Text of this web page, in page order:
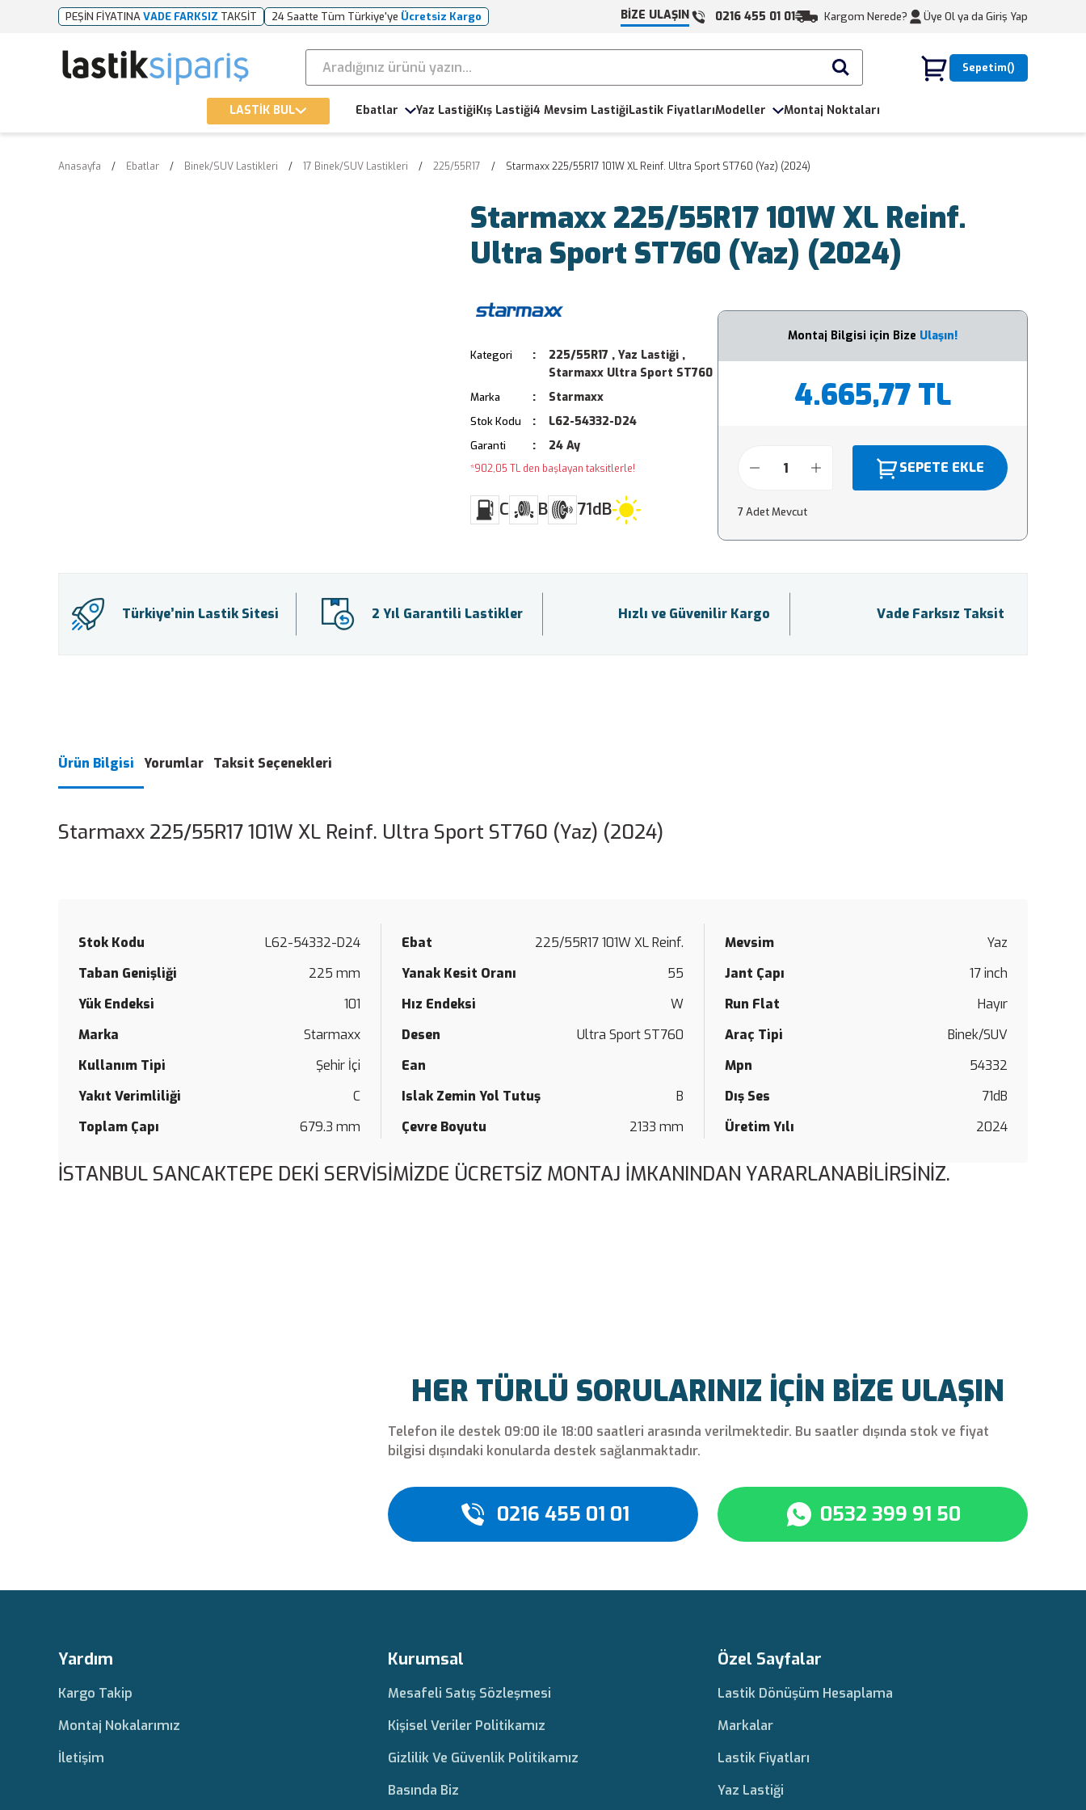
PEŞİN FİYATINAVADE FARKSIZ TAKSİT 24 Saatte Tüm Türkiye'ye Ücretsiz Kargo BİZE ULAŞIN 0216 455 01 01 Kargom Nerede? Üye Ol ya da Giriş Yap
Sepetim
LASTİK BUL Ebatlar Yaz LastiğiKış Lastiği4 Mevsim LastiğiLastik FiyatlarıModeller Montaj Noktaları
Anasayfa Ebatlar Binek/SUV Lastikleri 17 Binek/SUV Lastikleri 225/55R17 Starmaxx 225/55R17 101W XL Reinf. Ultra Sport ST760 (Yaz) (2024)
Starmaxx 225/55R17 101W XL Reinf.
Ultra Sport ST760 (Yaz) (2024)
Kategori 225/55R17 , Yaz Lastiği ,
Starmaxx Ultra Sport ST760
Marka Starmaxx
Stok Kodu L62-54332-D24
Garanti 24 Ay
*902,05 TL den başlayan taksitlerle!
C B 71dB
Montaj Bilgisi için Bize Ulaşın!
4.665,77 TL
SEPETE EKLE
7 Adet Mevcut
Türkiye’nin Lastik Sitesi 2 Yıl Garantili Lastikler Hızlı ve Güvenilir Kargo Vade Farksız Taksit
Ürün Bilgisi Yorumlar Taksit Seçenekleri
Starmaxx 225/55R17 101W XL Reinf. Ultra Sport ST760 (Yaz) (2024)
Stok Kodu L62-54332-D24 Ebat 225/55R17 101W XL Reinf. Mevsim
Yaz
Taban Genişliği
225 mm Yanak Kesit Oranı 55 Jant Çapı
17 inch
Yük Endeksi
101 Hız Endeksi W Run Flat
Hayır
Marka
Starmaxx Desen Ultra Sport ST760 Araç Tipi
Binek/SUV
Kullanım Tipi
Şehir İçi Ean Mpn
54332
Yakıt Verimliliği
C Islak Zemin Yol Tutuş B Dış Ses
71dB
Toplam Çapı
679.3 mm Çevre Boyutu 2133 mm Üretim Yılı 2024
İSTANBUL SANCAKTEPE DEKİ SERVİSİMİZDE ÜCRETSİZ MONTAJ İMKANINDAN YARARLANABİLİRSİNİZ.
HER TÜRLÜ SORULARINIZ İÇİN BİZE ULAŞIN
Telefon ile destek 09:00 ile 18:00 saatleri arasında verilmektedir. Bu saatler dışında stok ve fiyat
bilgisi dışındaki konularda destek sağlanmaktadır.
0216 455 01 01 0532 399 91 50
Yardım
Kargo Takip
Montaj Nokalarımız
İletişim
Kurumsal
Mesafeli Satış Sözleşmesi
Kişisel Veriler Politikamız
Gizlilik Ve Güvenlik Politikamız
Basında Biz
Özel Sayfalar
Lastik Dönüşüm Hesaplama
Markalar
Lastik Fiyatları
Yaz Lastiği